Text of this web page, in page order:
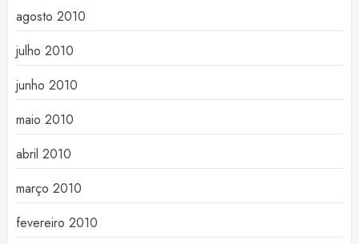
agosto 2010
julho 2010
junho 2010
maio 2010
abril 2010
março 2010
fevereiro 2010